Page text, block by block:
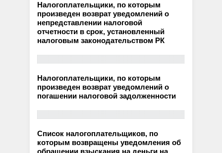
Налогоплательщики, по которым
произведен возврат уведомлений о
непредставлении налоговой
отчетности в срок, установленный
налоговым законодательством РК
Налогоплательщики, по которым
произведен возврат уведомлений о
погашении налоговой задолженности
Список налогоплательщиков, по
которым возвращены уведомления об
обращении взыскания на деньги на